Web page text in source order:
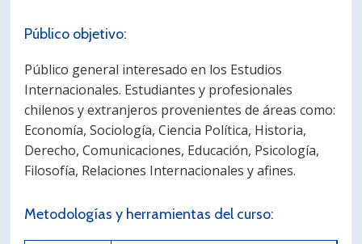
Público objetivo:
Público general interesado en los Estudios
Internacionales. Estudiantes y profesionales
chilenos y extranjeros provenientes de áreas como:
Economía, Sociología, Ciencia Política, Historia,
Derecho, Comunicaciones, Educación, Psicología,
Filosofía, Relaciones Internacionales y afines.
Metodologías y herramientas del curso: